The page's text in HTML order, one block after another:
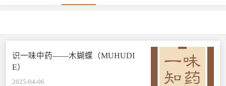
识一味中药——木蝴蝶（MUHUDI
E）
2025-04-06